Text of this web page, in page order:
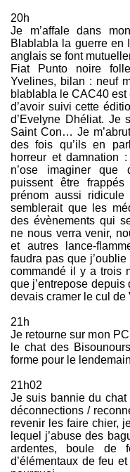
20h
Je m’affale dans
Blablabla la guerre en
anglais se font
Fiat Punto noire
Yvelines, bilan : neuf
blablabla le CAC40
d’avoir suivi cette
d’Evelyne Dhéliat.
Saint Con… Je
des fois qu’ils en
horreur et damnation
n’ose imaginer que
puissent être
prénom aussi
semblerait que les
des évènements qui
ne nous verra venir,
et autres lance-
faudra pas que j’oublie
commandé il y a trois
que j’entrepose depuis
devais cramer le cul de
21h
Je retourne sur mon
le chat des
forme pour le
21h02
Je suis bannie du
déconnections /
revenir les faire chier,
lequel j’abuse des
ardentes, boule de
d’élémentaux de feu